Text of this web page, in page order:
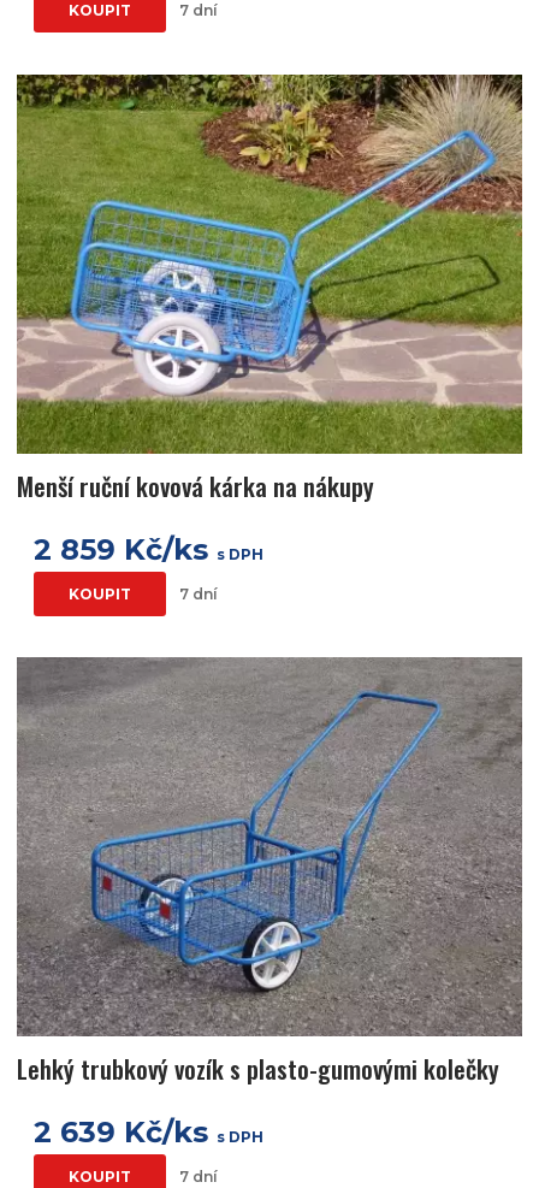
KOUPIT 7 dní
Menší ruční kovová kárka na nákupy
2 859 Kč/ks s DPH
KOUPIT 7 dní
Lehký trubkový vozík s plasto-gumovými kolečky
2 639 Kč/ks s DPH
KOUPIT 7 dní